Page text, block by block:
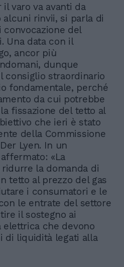
varo va avanti da
alcuni rinvii, si parla di
convocazione del
Una data con il
ancor più
dunque
consiglio straordinario
fondamentale, perché
da cui potrebbe
fissazione del tetto al
che ieri è stato
della Commissione
Lyen. In un
«La
la domanda di
tetto al prezzo del gas
i consumatori e le
le entrate del settore
il sostegno ai
che devono
di liquidità legati alla